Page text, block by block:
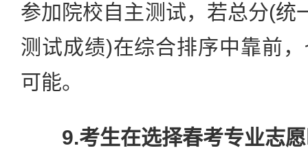
参加院校自主测试，若总分(统
测试成绩)在综合排序中靠前
可能。
9.考生在选择春考专业志